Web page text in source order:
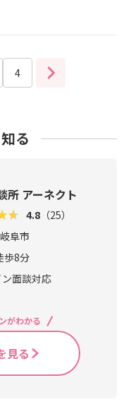
8268岐阜県岐阜市
アーネクト
て↓ http://www.a-nec
が初めての方でも安
ームな結婚相談所Matc
クト会員様のサポー
せにしっかりと目を通
させていただきます※
応も可※無料出張カウ
ナウィルス対策！!オ
ウンセリング、面
活パーティーはMatc
クトにお任せくださ
安心して活動してい
茜部菱野2Matchmakin
058-208-2557e-m
https://ww
*********************
4
る
所 アーネクト
4.8 （25）
阜市
歩8分
面談対応
がわかる
見る